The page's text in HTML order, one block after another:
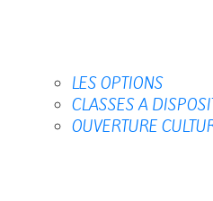
LES OPTIONS
CLASSES A
OUVERTURE